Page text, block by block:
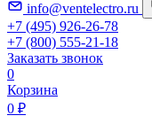
info@ventelectro.ru
+7 (495) 926-26-78
+7 (800) 555-21-18
Заказать звонок
0
Корзина
0 ₽